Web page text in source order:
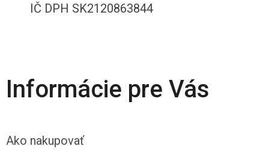
IČ DPH SK2120863844
Informácie pre Vás
Ako nakupovať